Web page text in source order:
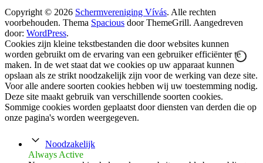
Copyright © 2026 Schermvereniging Vívás. Alle rechten
voorbehouden. Thema Spacious door ThemeGrill. Aangedreven
door: WordPress.
Cookies zijn kleine tekstbestanden die door websites kunnen
worden gebruikt om de ervaring van een gebruiker efficiënter te
maken. In de wet staat dat we cookies op uw apparaat kunnen
opslaan als ze strikt noodzakelijk zijn voor de werking van deze site.
Voor alle andere soorten cookies hebben wij uw toestemming nodig.
Deze site maakt gebruik van verschillende soorten cookies.
Sommige cookies worden geplaatst door diensten van derden die op
onze pagina's worden weergegeven.
Noodzakelijk
Always Active